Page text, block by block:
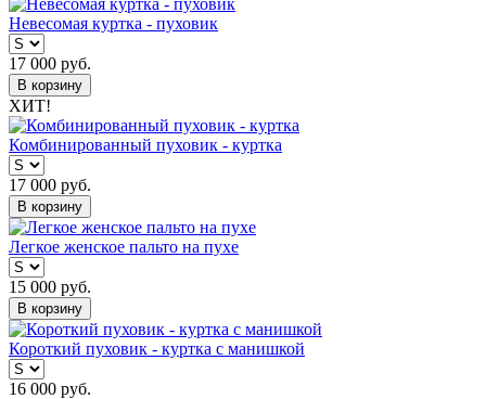
Невесомая куртка - пуховик
17 000 руб.
В корзину
ХИТ!
Комбинированный пуховик - куртка
17 000 руб.
В корзину
Легкое женское пальто на пухе
15 000 руб.
В корзину
Короткий пуховик - куртка с манишкой
16 000 руб.